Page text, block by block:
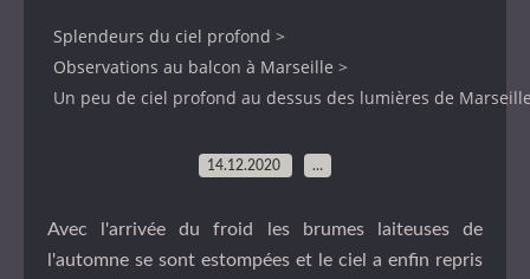
Splendeurs du ciel profond >
Observations au balcon à Marseille >
Un peu de ciel profond au dessus des lumières de
14.12.2020 …
Avec l'arrivée du froid les brumes laiteuses de
l'automne se sont estompées et le ciel a enfin repris